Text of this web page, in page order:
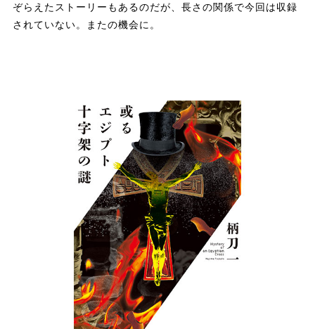
ぞらえたストーリーもあるのだが、長さの関係で今回は収録
されていない。またの機会に。